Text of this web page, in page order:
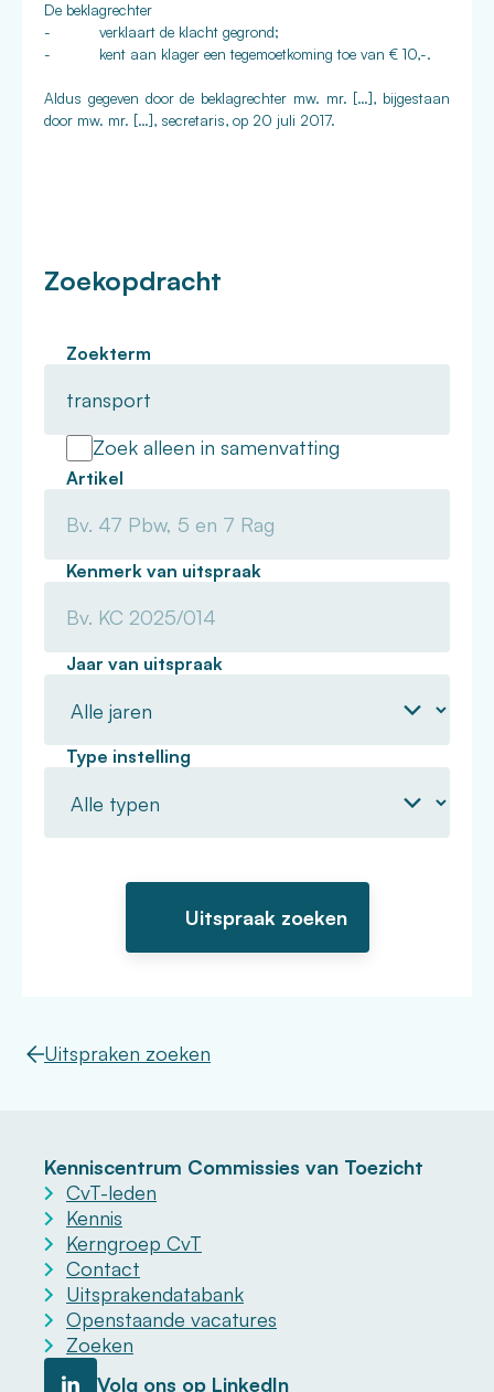
De beklagrechter
- verklaart de klacht gegrond;
- kent aan klager een tegemoetkoming toe van € 10,-.
Aldus gegeven door de beklagrechter mw. mr. […], bijgestaan
door mw. mr. […], secretaris, op 20 juli 2017.
Zoekopdracht
Zoekterm
Zoek alleen in samenvatting
Artikel
Kenmerk van uitspraak
Jaar van uitspraak
Type instelling
Uitspraken zoeken
Kenniscentrum Commissies van Toezicht
CvT-leden
Kennis
Kerngroep CvT
Contact
Uitsprakendatabank
Openstaande vacatures
Zoeken
Volg ons op LinkedIn